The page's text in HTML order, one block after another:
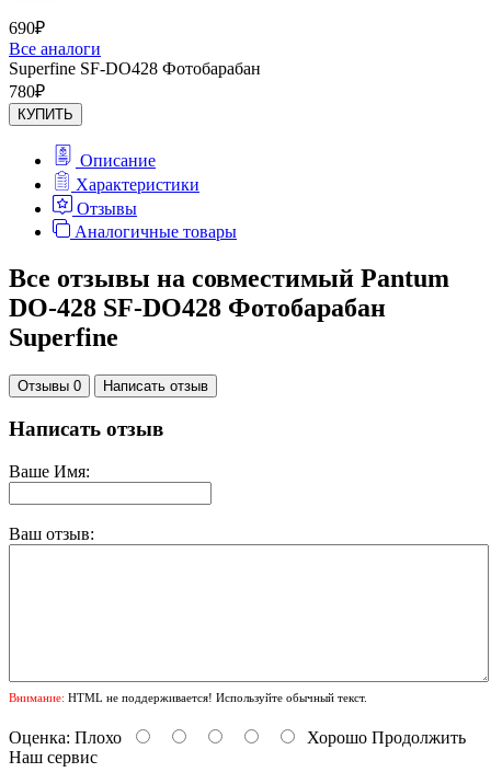
690₽
Все аналоги
Superfine SF-DO428 Фотобарабан
780₽
КУПИТЬ
Описание
Характеристики
Отзывы
Аналогичные товары
Все отзывы на совместимый Pantum
DO-428 SF-DO428 Фотобарабан
Superfine
Отзывы 0 Написать отзыв
Написать отзыв
Ваше Имя:
Ваш отзыв:
Внимание: HTML не поддерживается! Используйте обычный текст.
Оценка: Плохо Хорошо Продолжить
Наш сервис